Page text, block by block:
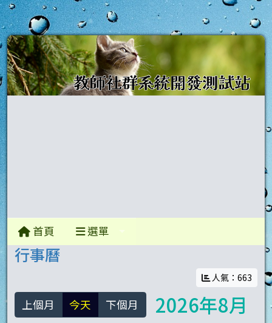
首頁 選單
行事曆
人氣：663
上個月 今天 下個月 2026年8月